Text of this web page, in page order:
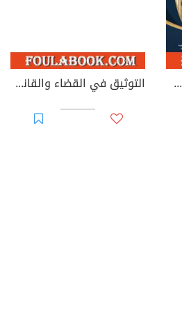
الوصية الواجبة بين الميراث والوصية: دراسة في الطبيعة القانونية والأساس التشريعي وإشكاليات التطبيق التوثيق في القضاء والقانون المغربيين - الأجزاء من 44 إلى 67